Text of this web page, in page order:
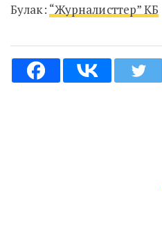
Булак: “Журналисттер” КБ